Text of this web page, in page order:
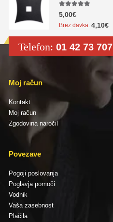
5.00out of 5
5,00€
Brez davka: 4,10€
Telefon: 01 42 73 707
Moj račun
Kontakt
Moj račun
Zgodovina naročil
Povezave
Pogoji poslovanja
Poglavja pomoči
Vodnik
Vaša zasebnost
Plačila